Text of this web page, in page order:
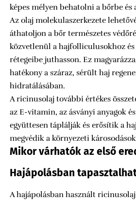
képes mélyen behatolni a bőrbe és
Az olaj molekulaszerkezete
áthatoljon a bőr természetes
közvetlenül a hajfolliculusokhoz
rétegeibe juthasson. Ez
hatékony a száraz, sérült haj
hidratálásában.
A ricinusolaj további értékes
az E-vitamin, az ásványi anyagok
együttesen táplálják és erősítik a
megvédik a környezeti
Mikor várhatók az első
Hajápolásban
A hajápolásban használt ricinusolaj